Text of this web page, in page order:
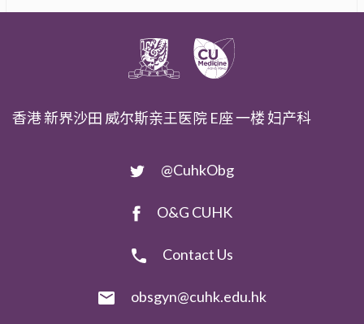
香港 新界沙田 威尔斯亲王医院 E座 一楼 妇产科
@CuhkObg
O&G CUHK
Contact Us
obsgyn@cuhk.edu.hk